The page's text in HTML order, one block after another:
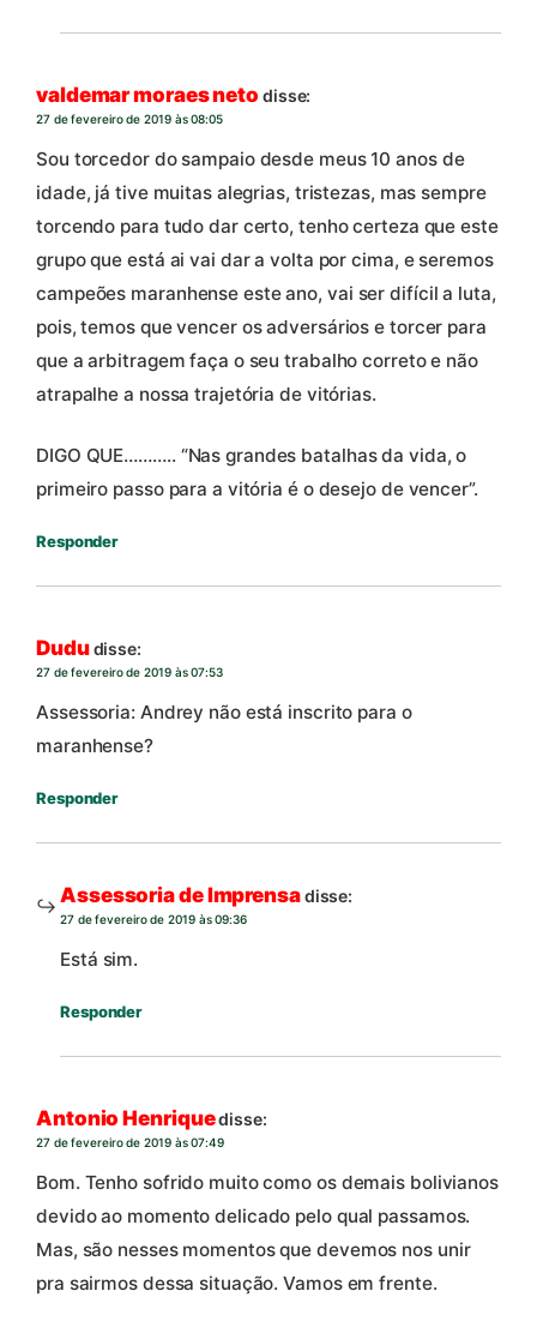
valdemar moraes neto disse:
27 de fevereiro de 2019 às 08:05
Sou torcedor do sampaio desde meus 10 anos de
idade, já tive muitas alegrias, tristezas, mas sempre
torcendo para tudo dar certo, tenho certeza que este
grupo que está ai vai dar a volta por cima, e seremos
campeões maranhense este ano, vai ser difícil a luta,
pois, temos que vencer os adversários e torcer para
que a arbitragem faça o seu trabalho correto e não
atrapalhe a nossa trajetória de vitórias.
DIGO QUE……….. “Nas grandes batalhas da vida, o
primeiro passo para a vitória é o desejo de vencer”.
Responder
Dududisse:
27 de fevereiro de 2019 às 07:53
Assessoria: Andrey não está inscrito para o
maranhense?
Responder
Assessoria de Imprensadisse:
27 de fevereiro de 2019 às 09:36
Está sim.
Responder
Antonio Henriquedisse:
27 de fevereiro de 2019 às 07:49
Bom. Tenho sofrido muito como os demais bolivianos
devido ao momento delicado pelo qual passamos.
Mas, são nesses momentos que devemos nos unir
pra sairmos dessa situação. Vamos em frente.